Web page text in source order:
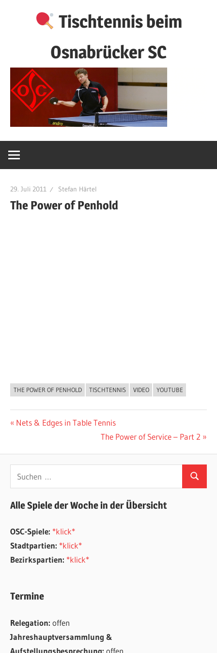
Tischtennis beim
Osnabrücker SC
29. Juli 2011 Stefan Härtel
The Power of Penhold
ALLGEMEIN
THE POWER OF PENHOLD TISCHTENNIS VIDEO YOUTUBE
Beitragsnavigation
Vorheriger
Nets & Edges in Table Tennis
Nächster
The Power of Service – Part 2
Suchen
Alle Spiele der Woche in der Übersicht
OSC-Spiele: *klick*
Stadtpartien: *klick*
Bezirkspartien: *klick*
Termine
Relegation:offen
Jahreshauptversammlung &
Aufstellungsbesprechung:offen